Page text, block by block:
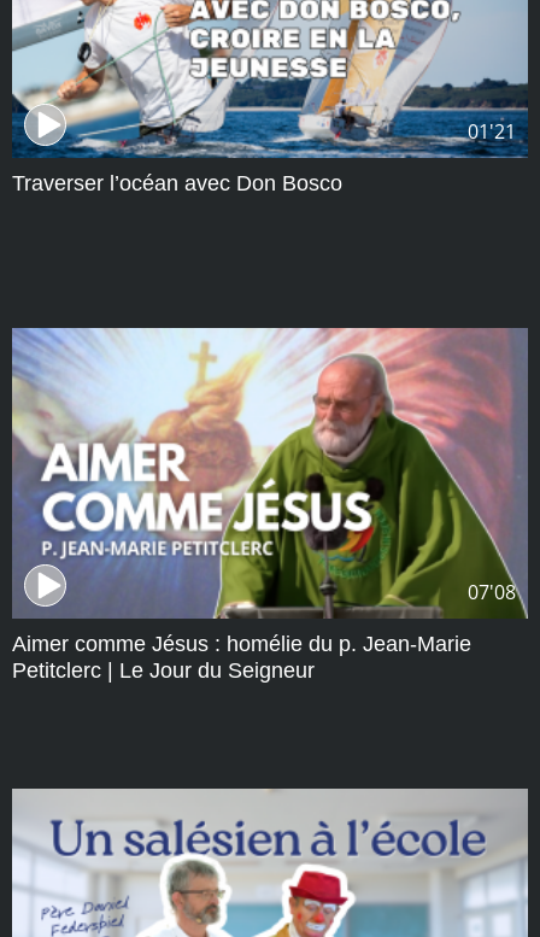
01'21
Traverser l’océan avec Don Bosco
07'08
Aimer comme Jésus : homélie du p. Jean-Marie
Petitclerc | Le Jour du Seigneur